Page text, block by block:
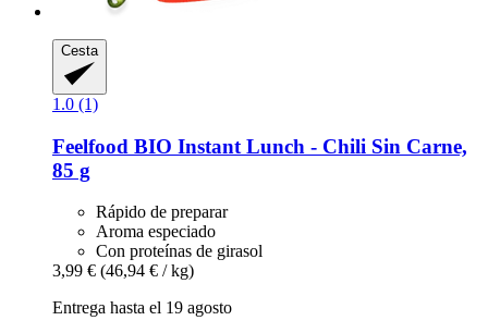
Cesta
1.0 (1)
Feelfood BIO Instant Lunch -​ Chili Sin Carne,
85 g
Rápido de preparar
Aroma especiado
Con proteínas de girasol
3,99 € (46,94 € / kg)
Entrega hasta el 19 agosto